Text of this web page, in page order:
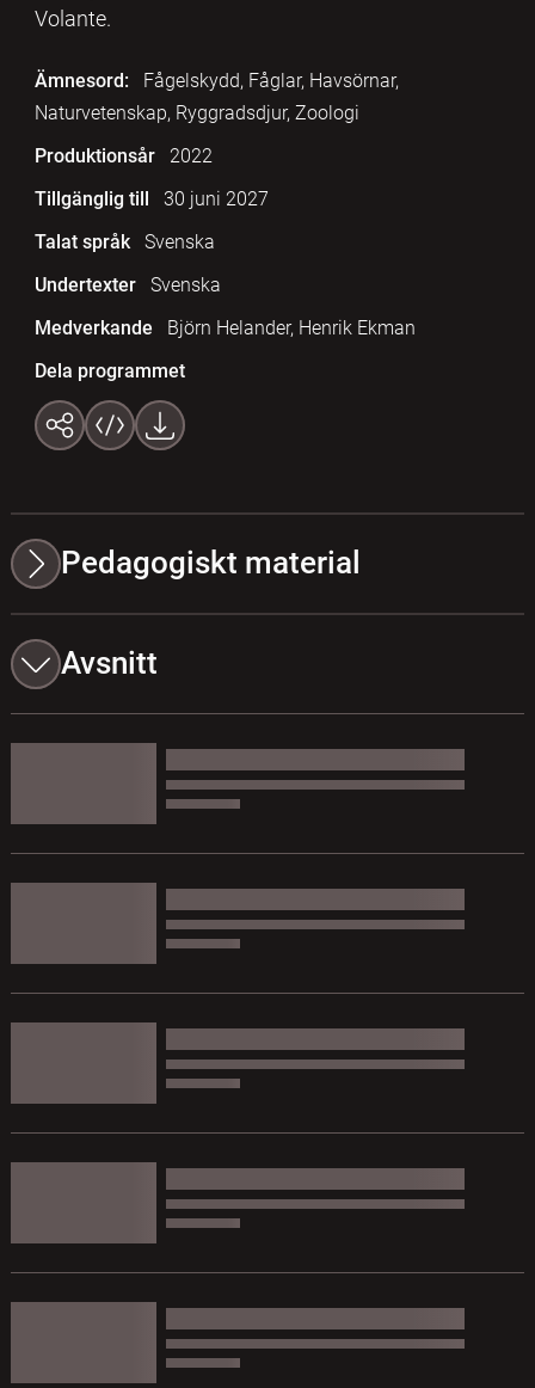
Volante.
Ämnesord:
Fågelskydd, Fåglar, Havsörnar,
Naturvetenskap, Ryggradsdjur, Zoologi
Produktionsår
2022
Tillgänglig till
30 juni 2027
Talat språk
Svenska
Undertexter
Svenska
Medverkande
Björn Helander, Henrik Ekman
Dela programmet
Pedagogiskt material
Avsnitt